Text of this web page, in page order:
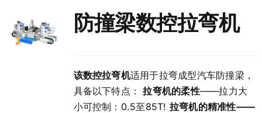
English 防撞梁数控拉弯机
该数控拉弯机适用于拉弯成型汽车防撞梁，
具备以下特点：拉弯机的柔性——拉力大
小可控制：0.5至85T! 拉弯机的精准性——